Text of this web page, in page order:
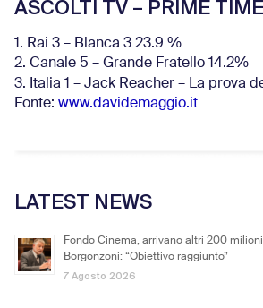
ASCOLTI TV – PRIME TIME
1. Rai 3 – Blanca 3 23.9 %
2. Canale 5 – Grande Fratello 14.2%
3. Italia 1 – Jack Reacher – La prova
Fonte: www.davidemaggio.it
LATEST NEWS
Fondo Cinema, arrivano altri 200
Borgonzoni: “Obiettivo raggiunto”
7 Agosto 2026